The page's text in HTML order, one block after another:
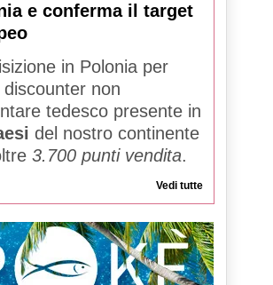
e conferma il target
in Polonia per
discounter non
tedesco presente in
del nostro continente
3.700 punti vendita.
Vedi tutte